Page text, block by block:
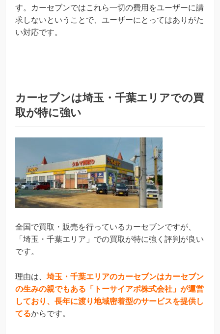
す。カーセブンではこれら一切の費用をユーザーに請
求しないということで、ユーザーにとってはありがた
い対応です。
カーセブンは埼玉・千葉エリアでの買
取が特に強い
全国で買取・販売を行っているカーセブンですが、
「埼玉・千葉エリア」での買取が特に強く評判が良い
です。
理由は、 埼玉・千葉エリアのカーセブンはカーセブン
の生みの親でもある「トーサイアポ株式会社」が運営
しており、長年に渡り地域密着型のサービスを提供し
てるからです。